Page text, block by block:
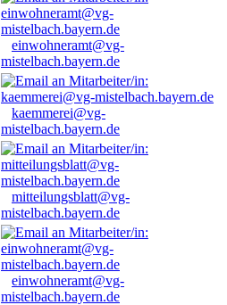
einwohneramt@vg-
mistelbach.bayern.de
kaemmerei@vg-
mistelbach.bayern.de
mitteilungsblatt@vg-
mistelbach.bayern.de
einwohneramt@vg-
mistelbach.bayern.de